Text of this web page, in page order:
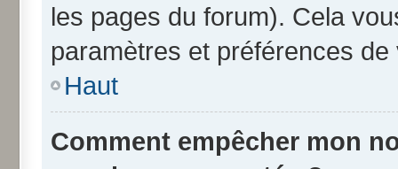
les pages du forum). Cela
paramètres et préférences
Haut
Comment empêcher mon